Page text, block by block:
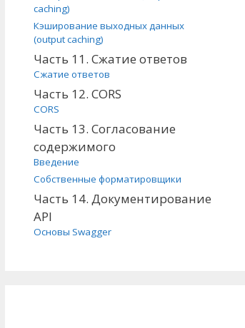
caching)
Кэширование выходных данных
(output caching)
Часть 11. Сжатие ответов
Сжатие ответов
Часть 12. CORS
CORS
Часть 13. Согласование
содержимого
Введение
Собственные форматировщики
Часть 14. Документирование
API
Основы Swagger